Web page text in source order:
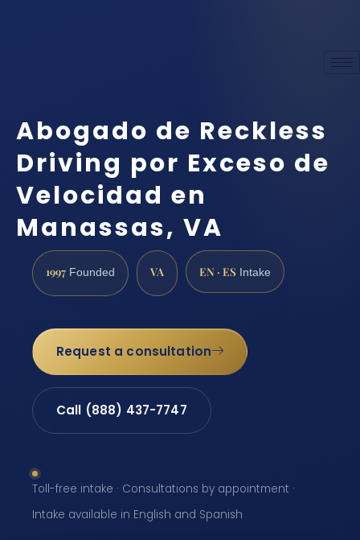
Abogado de Reckless
Driving por Exceso de
Velocidad en
Manassas, VA
1997 Founded VA EN · ES Intake
Request a consultation
Call (888) 437-7747
Toll-free intake · Consultations by appointment ·
Intake available in English and Spanish